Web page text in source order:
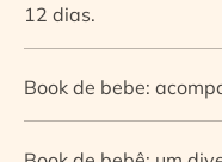
12 dias.
Book de bebe: